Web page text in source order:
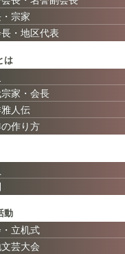
宗家
・地区代表
は
家・会長
人伝
作り方
動
立机式
芸大会